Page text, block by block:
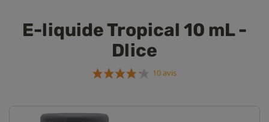
E-liquide Tropical 10 mL -
Dlice
10 avis